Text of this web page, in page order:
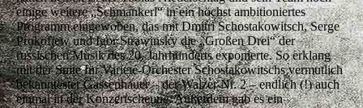
einige weitere „Schmankerl“ in ein höchst ambitioniertes
Programm eingewoben, das mit Dmitri Schostakowitsch, Serge
Prokofjew und Igor Strawinsky die „Großen Drei“ der
russischen Musik des 20. Jahrhunderts exponierte. So erklang
mit der Suite für Varieté-Orchester Schostakowitschs vermutlich
bekanntester Gassenhauer – der Walzer Nr. 2 – endlich (!) auch
einmal in der Konzertscheune. Außerdem gab es ein